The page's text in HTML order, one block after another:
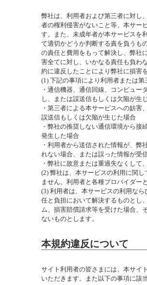
弊社は、利用者および第三者に対し
者の権利侵害がないこと等、本サー
す。また、未成年者が本サービスを
て適切かどうか判断する責を負うも
の責任と費用をもって解決し、弊社
害全てに対し、いかなる責任も負わ
約に違反したことにより弊社に損害
(1) 下記の事項により利用者または
・通信機器、通信回線、コンピュ
し、または誤送信もしくは欠陥が生
・第三者による本サービスへの妨
誤送信もしくは欠陥が生じた場合
・弊社の推奨しない通信環境から
発生した場合
・利用者から送信された情報が、
れない場合、または誤った情報が受
・弊社に故意または重過失なくし
(2) 弊社は、本サービスの利用に関
ません。利用者と各種プロバイダー
(3) 利用者は、本サービスの利用な
任と負担において解決するものとし
ム、損害賠償請求等を受けた場合、
ないものとします。
本規約違反について
サイト利用者の皆さまには、本サイ
いただきます。また以下の事項に該